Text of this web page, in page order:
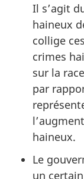
Il s’agit
haineux
collige
crimes
sur la
par
haineux.
Le
un